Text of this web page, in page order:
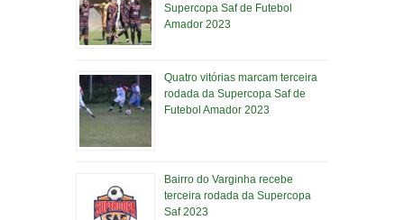
Supercopa Saf de Futebol
Amador 2023
Quatro vitórias marcam terceira
rodada da Supercopa Saf de
Futebol Amador 2023
Bairro do Varginha recebe
terceira rodada da Supercopa
Saf 2023